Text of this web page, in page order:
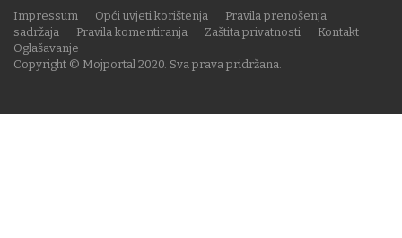
Copyright © Mojportal 2020. Sva prava pridržana.
Impressum Opći uvjeti korištenja
Pravila prenošenja
sadržaja
Pravila komentiranja Zaštita privatnosti
Kontakt
Oglašavanje